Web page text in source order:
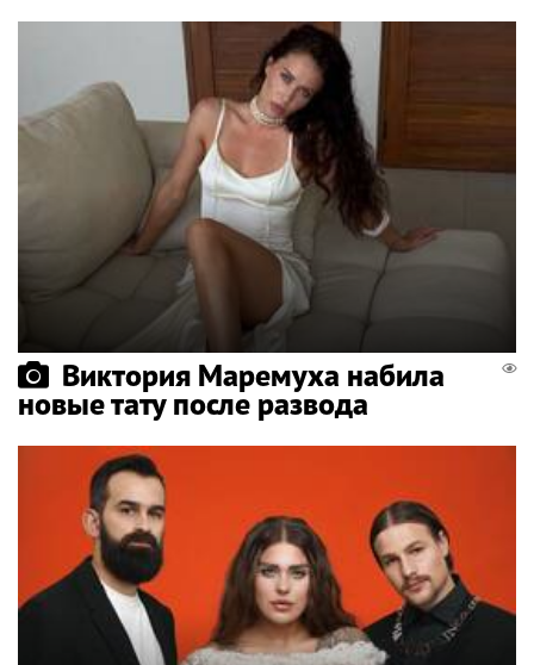
Виктория Маремуха набила
новые тату после развода